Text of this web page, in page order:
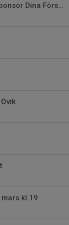
Erbjudande från Skogslöparnas sponsor Dina Försäkringar
kl.19